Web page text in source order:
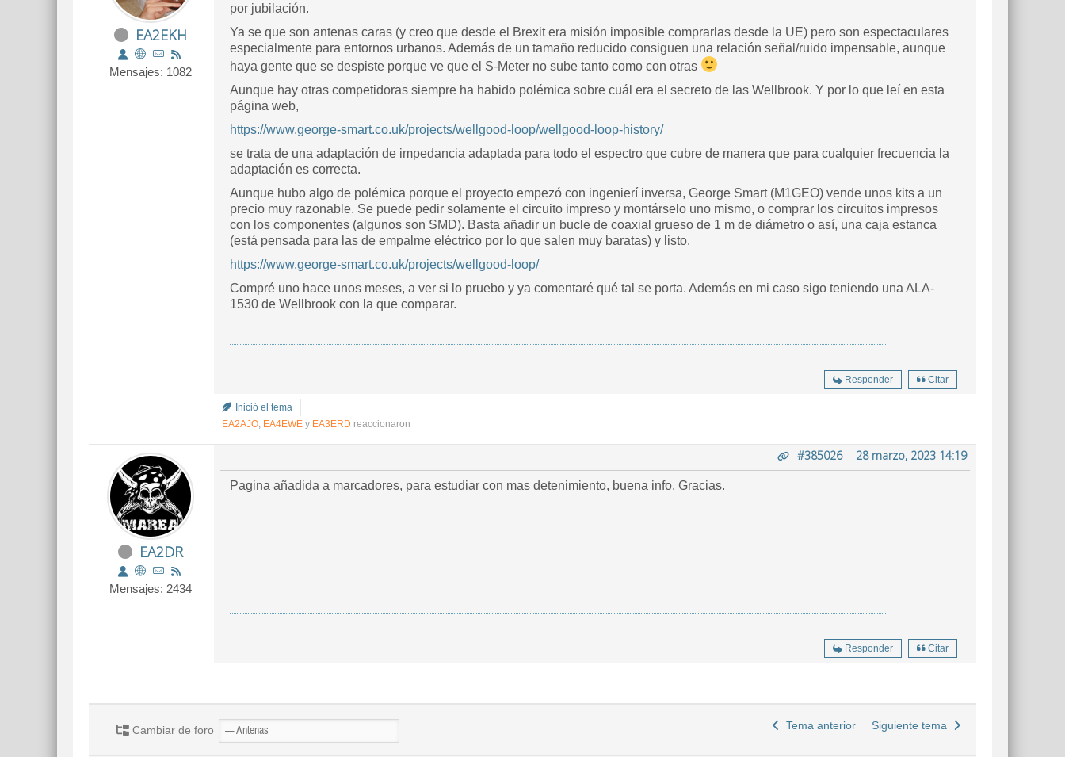
EA2EKH
Mensajes: 1082
por jubilación.
Ya se que son antenas caras (y creo que desde el Brexit era misión imposible comprarlas desde la UE) pero son espectaculares
especialmente para entornos urbanos. Además de un tamaño reducido consiguen una relación señal/ruido impensable, aunque
haya gente que se despiste porque ve que el S-Meter no sube tanto como con otras
Aunque hay otras competidoras siempre ha habido polémica sobre cuál era el secreto de las Wellbrook. Y por lo que leí en esta
página web,
https://www.george-smart.co.uk/projects/wellgood-loop/wellgood-loop-history/
se trata de una adaptación de impedancia adaptada para todo el espectro que cubre de manera que para cualquier frecuencia la
adaptación es correcta.
Aunque hubo algo de polémica porque el proyecto empezó con ingenierí inversa, George Smart (M1GEO) vende unos kits a un
precio muy razonable. Se puede pedir solamente el circuito impreso y montárselo uno mismo, o comprar los circuitos impresos
con los componentes (algunos son SMD). Basta añadir un bucle de coaxial grueso de 1 m de diámetro o así, una caja estanca
(está pensada para las de empalme eléctrico por lo que salen muy baratas) y listo.
https://www.george-smart.co.uk/projects/wellgood-loop/
Compré uno hace unos meses, a ver si lo pruebo y ya comentaré qué tal se porta. Además en mi caso sigo teniendo una ALA-
1530 de Wellbrook con la que comparar.
Responder Citar
Inició el tema
EA2AJO, EA4EWE y EA3ERD reaccionaron
EA2DR
Mensajes: 2434
#385026- 28 marzo, 2023 14:19
Pagina añadida a marcadores, para estudiar con mas detenimiento, buena info. Gracias.
Responder Citar
Cambiar de foro Tema anterior Siguiente tema